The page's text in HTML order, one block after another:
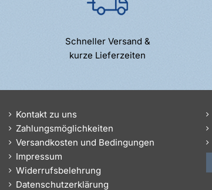
Schneller Versand &
kurze Lieferzeiten
Kontakt zu uns
Zahlungsmöglichkeiten
Versandkosten und Bedingungen
Impressum
Widerrufsbelehrung
Datenschutzerklärung